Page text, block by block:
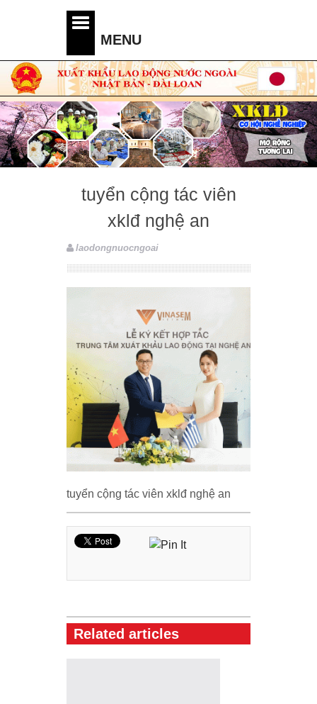
tuyển cộng tác viên
xklđ nghệ an
laodongnuocngoai
tuyển cộng tác viên xklđ nghệ an
Related articles